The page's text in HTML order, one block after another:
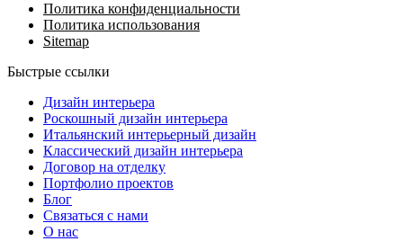
Политика конфиденциальности
Политика использования
Sitemap
Быстрые ссылки
Дизайн интерьера
Роскошный дизайн интерьера
Итальянский интерьерный дизайн
Классический дизайн интерьера
Договор на отделку
Портфолио проектов
Блог
Связаться с нами
О нас